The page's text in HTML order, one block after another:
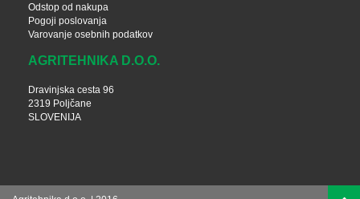
Odstop od nakupa
Pogoji poslovanja
Varovanje osebnih podatkov
AGRITEHNIKA D.O.O.
Dravinjska cesta 96
2319 Poljčane
SLOVENIJA